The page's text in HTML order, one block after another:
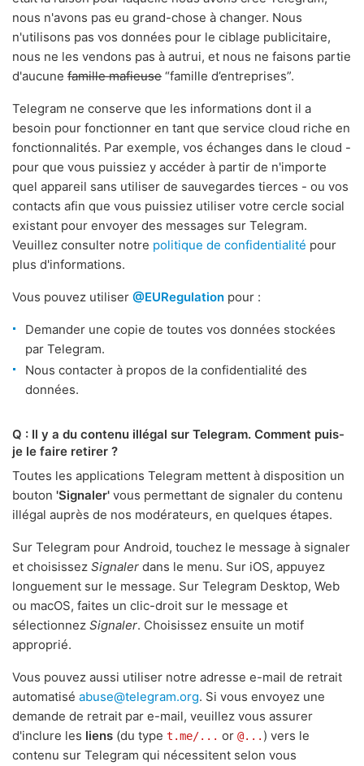
nous n'avons pas eu grand-chose à changer. Nous
n'utilisons pas vos données pour le ciblage publicitaire,
nous ne les vendons pas à autrui, et nous ne faisons partie
d'aucune famille mafieuse “famille d’entreprises”.
Telegram ne conserve que les informations dont il a
besoin pour fonctionner en tant que service cloud riche en
fonctionnalités. Par exemple, vos échanges dans le cloud -
pour que vous puissiez y accéder à partir de n'importe
quel appareil sans utiliser de sauvegardes tierces - ou vos
contacts afin que vous puissiez utiliser votre cercle social
existant pour envoyer des messages sur Telegram.
Veuillez consulter notre politique de confidentialité pour
plus d'informations.
Vous pouvez utiliser @EURegulation pour :
Demander une copie de toutes vos données stockées
par Telegram.
Nous contacter à propos de la confidentialité des
données.
Q : Il y a du contenu illégal sur Telegram. Comment puis-
je le faire retirer ?
Toutes les applications Telegram mettent à disposition un
bouton 'Signaler' vous permettant de signaler du contenu
illégal auprès de nos modérateurs, en quelques étapes.
Sur Telegram pour Android, touchez le message à signaler
et choisissez Signaler dans le menu. Sur iOS, appuyez
longuement sur le message. Sur Telegram Desktop, Web
ou macOS, faites un clic-droit sur le message et
sélectionnez Signaler. Choisissez ensuite un motif
approprié.
Vous pouvez aussi utiliser notre adresse e-mail de retrait
automatisé abuse@telegram.org. Si vous envoyez une
demande de retrait par e-mail, veuillez vous assurer
d'inclure les liens (du type t.me/... or @... ) vers le
contenu sur Telegram qui nécessitent selon vous